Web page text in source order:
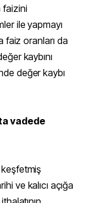
faizini
ile yapmayı
faiz oranları da
kaybını
değer kaybı
vadede
ve kalıcı açığa